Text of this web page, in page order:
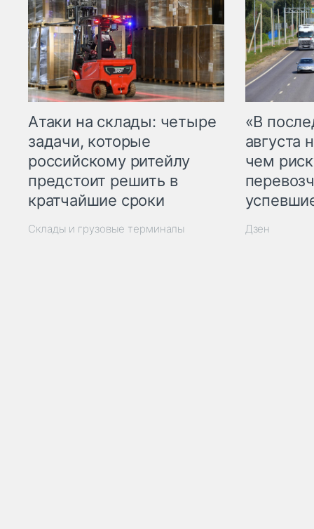
Атаки на склады: четыре
задачи, которые
российскому ритейлу
предстоит решить в
кратчайшие сроки
Склады и грузовые терминалы
«В
августа
чем
Дзен